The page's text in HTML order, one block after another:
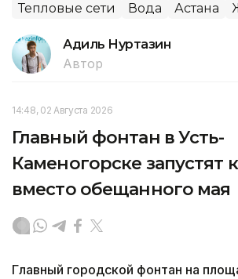
Тепловые сети Вода Астана
Адиль Нуртазин
Автор
14:48, 02 Августа 2026
Главный фонтан в Усть-
Каменогорске запустят
вместо обещанного мая
Главный городской фонтан на